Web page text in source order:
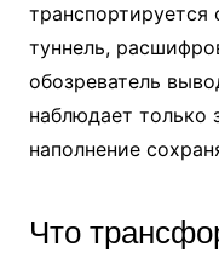
транспортируется
туннель,
обозреватель
наблюдает только
наполнение
Что